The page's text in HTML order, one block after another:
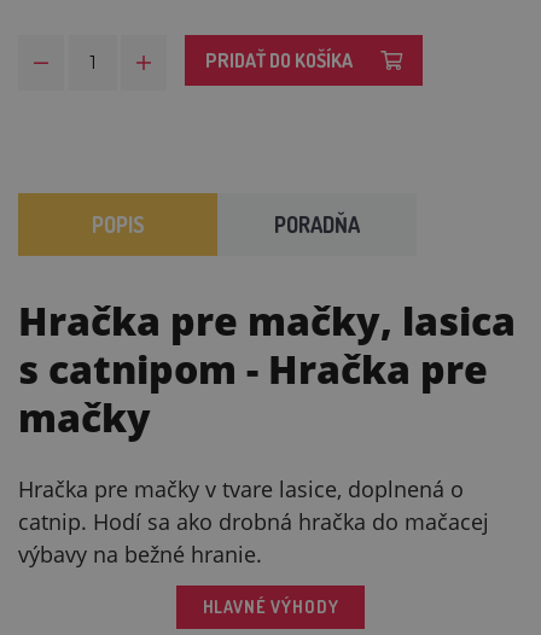
PRIDAŤ DO KOŠÍKA
POPIS PORADŇA
Hračka pre mačky, lasica
s catnipom - Hračka pre
mačky
Hračka pre mačky v tvare lasice, doplnená o
catnip. Hodí sa ako drobná hračka do mačacej
výbavy na bežné hranie.
HLAVNÉ VÝHODY